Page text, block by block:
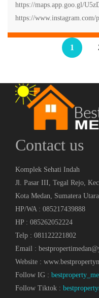
https://maps.app.goo.gl/
https://
1
Contact us
Komplek Sehati Indah
Jl. Pasar III, Tegal Rejo,
Kota Medan, Sumatera
HP/WA : 085217439888
HP : 085262052224
Telp : 081122221802
Email :
Website :
Follow IG :
Follow Tiktok :